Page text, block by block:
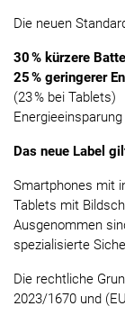
Die neuen
30 % kürzere
25 % geringerer
(23 % bei Tablets)
Das neue Label
Smartphones mit
Tablets mit
Ausgenommen
spezialisierte
Die rechtliche
2023/1670 und